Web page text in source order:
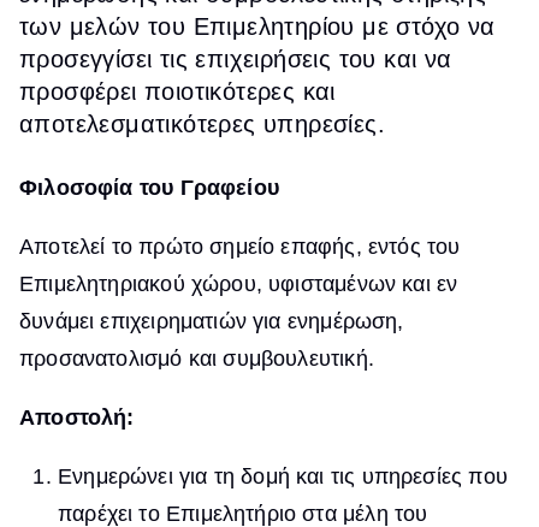
των μελών του Επιμελητηρίου με στόχο να
προσεγγίσει τις επιχειρήσεις του και να
προσφέρει ποιοτικότερες και
αποτελεσματικότερες υπηρεσίες.
Φιλοσοφία του Γραφείου
Αποτελεί το πρώτο σημείο επαφής, εντός του
Επιμελητηριακού χώρου, υφισταμένων και εν
δυνάμει επιχειρηματιών για ενημέρωση,
προσανατολισμό και συμβουλευτική.
Αποστολή:
Ενημερώνει για τη δομή και τις υπηρεσίες που
παρέχει το Επιμελητήριο στα μέλη του